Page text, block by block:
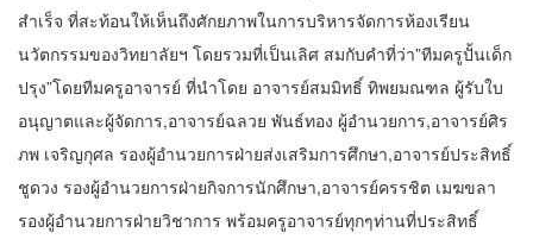
สำเร็จ ที่สะท้อนให้เห็นถึงศักยภาพในการบริหารจัดการห้องเรียน
นวัตกรรมของวิทยาลัยฯ โดยรวมที่เป็นเลิศ สมกับคำที่ว่า”ทีมครูปั้นเด็ก
ปรุง”โดยทีมครูอาจารย์ ที่นำโดย อาจารย์สมมิทธิ์ ทิพยมณฑล ผู้รับใบ
อนุญาตและผู้จัดการ,อาจารย์ฉลวย พันธ์ทอง ผู้อำนวยการ,อาจารย์ศิร
ภพ เจริญกุศล รองผู้อำนวยการฝ่ายส่งเสริมการศึกษา,อาจารย์ประสิทธิ์
ชูดวง รองผู้อำนวยการฝ่ายกิจการนักศึกษา,อาจารย์ครรชิต เมฆขลา
รองผู้อำนวยการฝ่ายวิชาการ พร้อมครูอาจารย์ทุกๆท่านที่ประสิทธิ์